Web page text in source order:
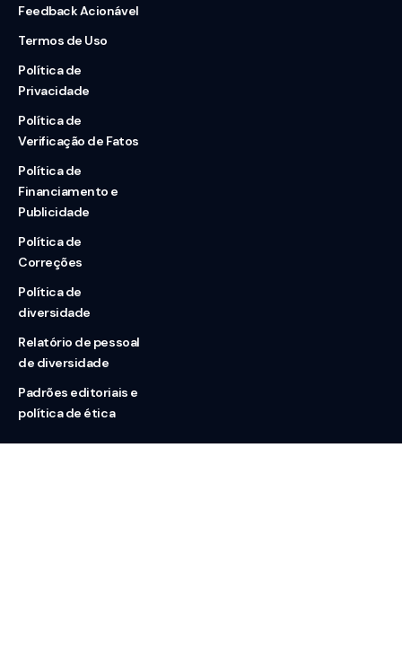
Feedback Acionável
Termos de Uso
Política de
Privacidade
Política de
Verificação de Fatos
Política de
Financiamento e
Publicidade
Política de
Correções
Política de
diversidade
Relatório de pessoal
de diversidade
Padrões editoriais e
política de ética